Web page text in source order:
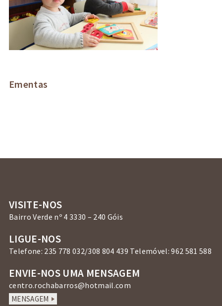
Ementas
VISITE-NOS
Bairro Verde nº 4 3330 – 240 Góis
LIGUE-NOS
Telefone: 235 778 032/308 804 439 Telemóvel: 962 581 588
ENVIE-NOS UMA MENSAGEM
centro.rochabarros@hotmail.com
MENSAGEM